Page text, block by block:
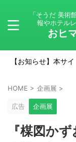
「そうだ 美術
報やホテル
おヒ
【お知らせ】本サ
HOME > 企画展 >
広告 企画展
『楳図か